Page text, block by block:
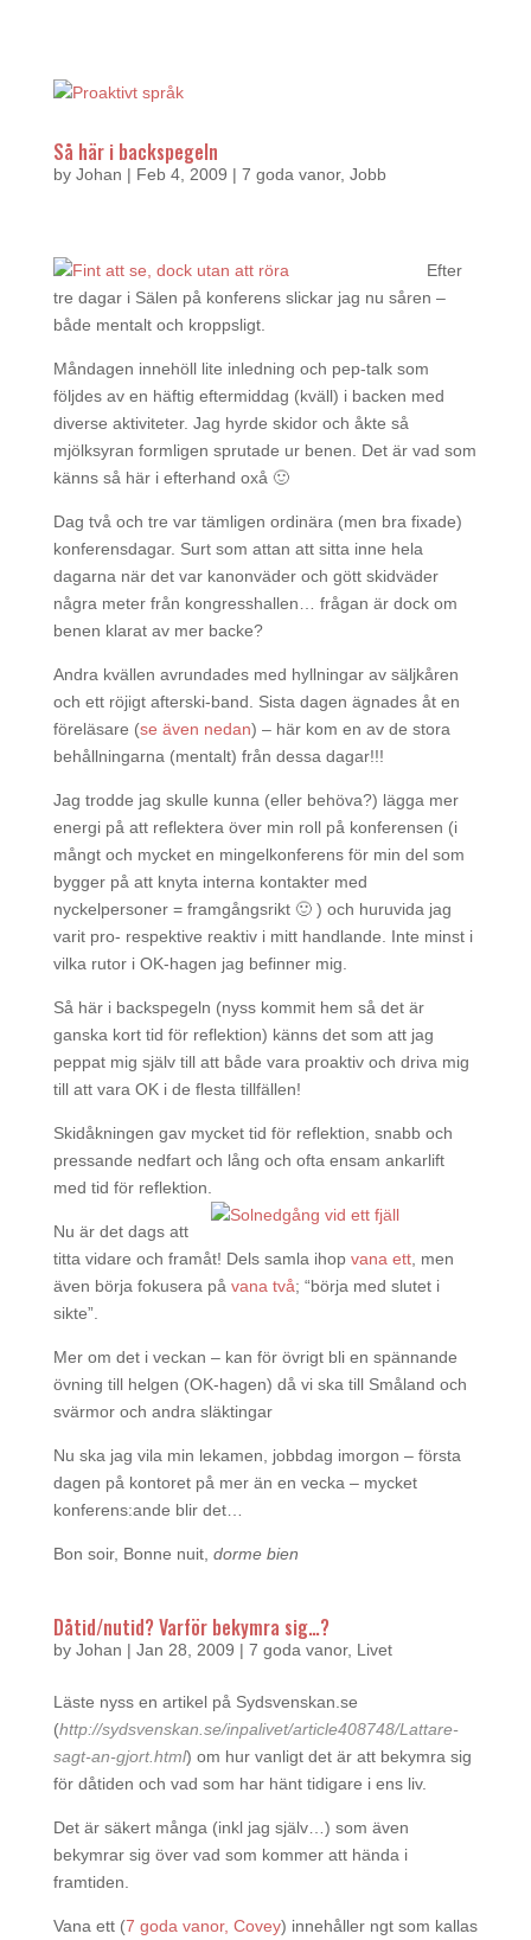
Så här i backspegeln
by Johan | Feb 4, 2009 | 7 goda vanor, Jobb
Efter
tre dagar i Sälen på konferens slickar jag nu såren –
både mentalt och kroppsligt.
Måndagen innehöll lite inledning och pep-talk som
följdes av en häftig eftermiddag (kväll) i backen med
diverse aktiviteter. Jag hyrde skidor och åkte så
mjölksyran formligen sprutade ur benen. Det är vad som
känns så här i efterhand oxå 🙂
Dag två och tre var tämligen ordinära (men bra fixade)
konferensdagar. Surt som attan att sitta inne hela
dagarna när det var kanonväder och gött skidväder
några meter från kongresshallen… frågan är dock om
benen klarat av mer backe?
Andra kvällen avrundades med hyllningar av säljkåren
och ett röjigt afterski-band. Sista dagen ägnades åt en
föreläsare (se även nedan) – här kom en av de stora
behållningarna (mentalt) från dessa dagar!!!
Jag trodde jag skulle kunna (eller behöva?) lägga mer
energi på att reflektera över min roll på konferensen (i
mångt och mycket en mingelkonferens för min del som
bygger på att knyta interna kontakter med
nyckelpersoner = framgångsrikt 🙂 ) och huruvida jag
varit pro- respektive reaktiv i mitt handlande. Inte minst i
vilka rutor i OK-hagen jag befinner mig.
Så här i backspegeln (nyss kommit hem så det är
ganska kort tid för reflektion) känns det som att jag
peppat mig själv till att både vara proaktiv och driva mig
till att vara OK i de flesta tillfällen!
Skidåkningen gav mycket tid för reflektion, snabb och
pressande nedfart och lång och ofta ensam ankarlift
med tid för reflektion.
Nu är det dags att
titta vidare och framåt! Dels samla ihop vana ett, men
även börja fokusera på vana två; “börja med slutet i
sikte”.
Mer om det i veckan – kan för övrigt bli en spännande
övning till helgen (OK-hagen) då vi ska till Småland och
svärmor och andra släktingar
Nu ska jag vila min lekamen, jobbdag imorgon – första
dagen på kontoret på mer än en vecka – mycket
konferens:ande blir det…
Bon soir, Bonne nuit, dorme bien
Dåtid/nutid? Varför bekymra sig…?
by Johan | Jan 28, 2009 | 7 goda vanor, Livet
Läste nyss en artikel på Sydsvenskan.se
(http://sydsvenskan.se/inpalivet/article408748/Lattare-
sagt-an-gjort.html) om hur vanligt det är att bekymra sig
för dåtiden och vad som har hänt tidigare i ens liv.
Det är säkert många (inkl jag själv…) som även
bekymrar sig över vad som kommer att hända i
framtiden.
Vana ett (7 goda vanor, Covey) innehåller ngt som kallas